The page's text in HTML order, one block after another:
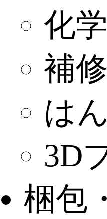
化
補
は
3D
梱包